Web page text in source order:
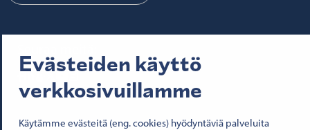
Evästeiden käyttö
verkkosivuillamme
Käytämme evästeitä (eng. cookies) hyödyntäviä palveluita
© 2026 Senaatti-kiinteistöt
Senaatti Facebookissa
Senaatti LinkedInissä
Senaatti SlideSharessa
Senaatti X:ssä
Senaatti YouTubessa
Senaatti Instagramissa